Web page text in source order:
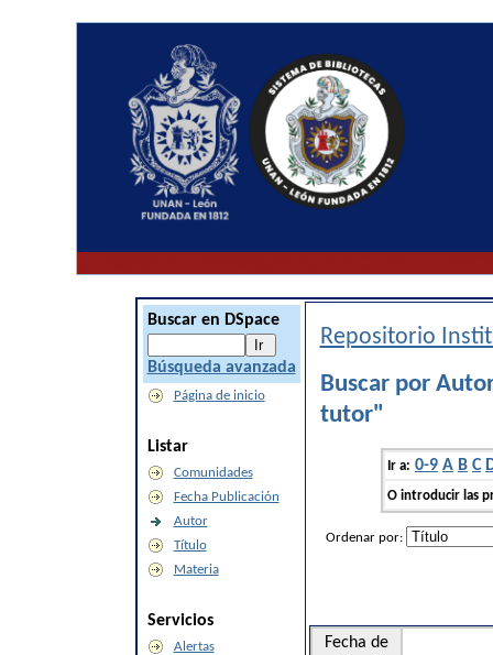
Buscar en DSpace
Búsqueda avanzada
Página de inicio
Listar
Comunidades
Fecha Publicación
Autor
Título
Materia
Servicios
Alertas
Repositorio
Buscar por
tutor"
Ir a: 0-9 A B C
O introducir las
Ordenar por:
Fecha de